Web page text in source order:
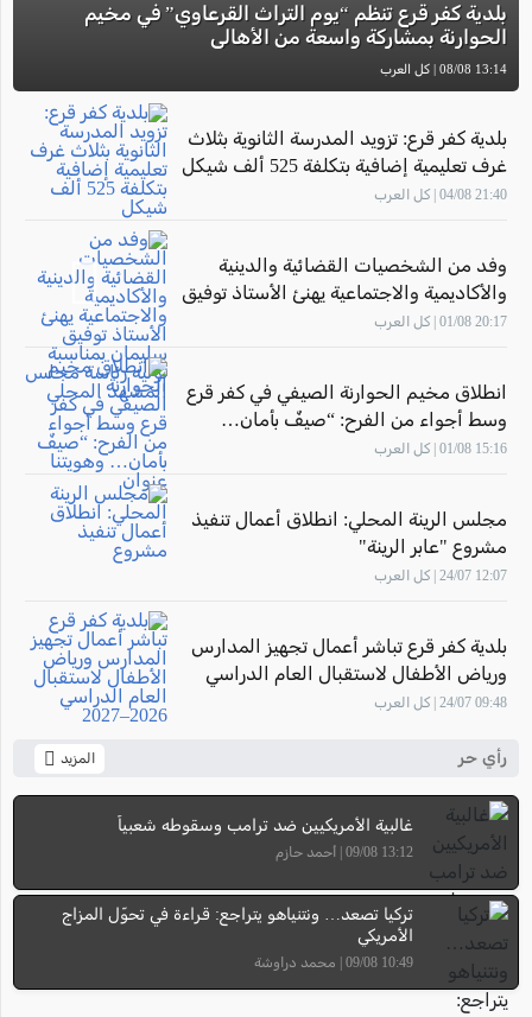
بلدية كفر قرع تنظم “يوم التراث القرعاوي” في مخيم
الحوارنة بمشاركة واسعة من الأهالي
13:14 08/08 | كل العرب
بلدية كفر قرع: تزويد المدرسة الثانوية بثلاث
غرف تعليمية إضافية بتكلفة 525 ألف شيكل
21:40 04/08 | كل العرب
وفد من الشخصيات القضائية والدينية
والأكاديمية والاجتماعية يهنئ الأستاذ توفيق
سليمان بمناسبة توليه رئاسة مجلس
20:17 01/08 | كل العرب
انطلاق مخيم الحوارنة الصيفي في كفر قرع
وسط أجواء من الفرح: “صيفٌ بأمان…
وهويتنا عنوان"
15:16 01/08 | كل العرب
مجلس الرينة المحلي: انطلاق أعمال تنفيذ
مشروع "عابر الرينة"
12:07 24/07 | كل العرب
بلدية كفر قرع تباشر أعمال تجهيز المدارس
ورياض الأطفال لاستقبال العام الدراسي
2026–2027
09:48 24/07 | كل العرب
رأي حر المزيد
غالبية الأمريكيين ضد ترامب وسقوطه شعبياً
13:12 09/08 | أحمد حازم
تركيا تصعد… ونتنياهو يتراجع: قراءة في تحوّل المزاج
الأمريكي
10:49 09/08 | محمد دراوشة